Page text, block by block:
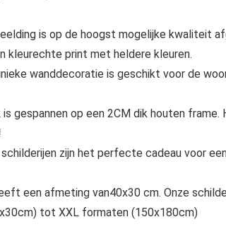
is op de hoogst mogelijke kwaliteit
kleurechte print met heldere kleuren.
wanddecoratie is geschikt voor de
gespannen op een 2CM dik houten
zijn het perfecte cadeau voor
een afmeting van40x30 cm. Onze
tot XXL formaten (150x180cm)